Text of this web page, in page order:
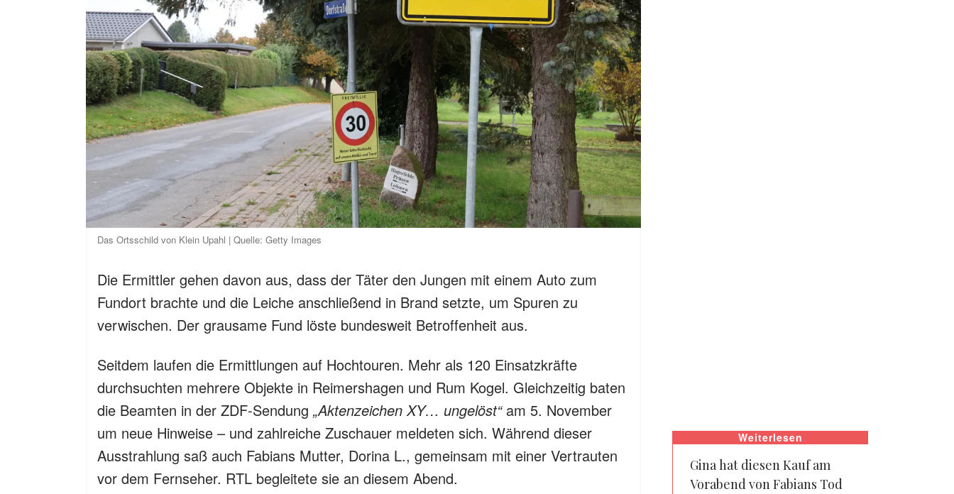
Das Ortsschild von Klein Upahl | Quelle: Getty Images
Die Ermittler gehen davon aus, dass der Täter den Jungen mit einem Auto zum
Fundort brachte und die Leiche anschließend in Brand setzte, um Spuren zu
verwischen. Der grausame Fund löste bundesweit Betroffenheit aus.
Seitdem laufen die Ermittlungen auf Hochtouren. Mehr als 120 Einsatzkräfte
durchsuchten mehrere Objekte in Reimershagen und Rum Kogel. Gleichzeitig baten
die Beamten in der ZDF-Sendung „Aktenzeichen XY… ungelöst“am 5. November
um neue Hinweise – und zahlreiche Zuschauer meldeten sich. Während dieser
Ausstrahlung saß auch Fabians Mutter, Dorina L., gemeinsam mit einer Vertrauten
vor dem Fernseher. RTL begleitete sie an diesem Abend.
Weiterlesen
Gina hat diesen Kauf am
Vorabend von Fabians Tod